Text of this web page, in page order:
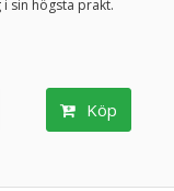
sin högsta prakt.
Köp